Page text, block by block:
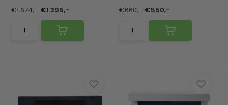
€1.674,- €1.395,- €660,- €550,-